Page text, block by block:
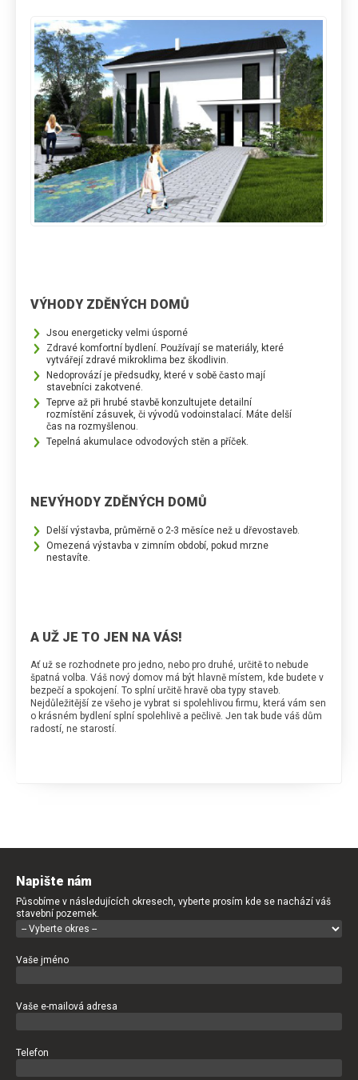
VÝHODY ZDĚNÝCH DOMŮ
Jsou energeticky velmi úsporné
Zdravé komfortní bydlení. Používají se materiály, které
vytvářejí zdravé mikroklima bez škodlivin.
Nedoprovází je předsudky, které v sobě často mají
stavebníci zakotvené.
Teprve až při hrubé stavbě konzultujete detailní
rozmístění zásuvek, či vývodů vodoinstalací. Máte delší
čas na rozmyšlenou.
Tepelná akumulace odvodových stěn a příček.
NEVÝHODY ZDĚNÝCH DOMŮ
Delší výstavba, průměrně o 2-3 měsíce než u dřevostaveb.
Omezená výstavba v zimním období, pokud mrzne
nestavíte.
A UŽ JE TO JEN NA VÁS!
Ať už se rozhodnete pro jedno, nebo pro druhé, určitě to nebude
špatná volba. Váš nový domov má být hlavně místem, kde budete v
bezpečí a spokojení. To splní určitě hravě oba typy staveb.
Nejdůležitější ze všeho je vybrat si spolehlivou firmu, která vám sen
o krásném bydlení splní spolehlivě a pečlivě. Jen tak bude váš dům
radostí, ne starostí.
Napište nám
Působíme v následujících okresech, vyberte prosím kde se nachází váš
stavební pozemek.
Vaše jméno
Vaše e-mailová adresa
Telefon